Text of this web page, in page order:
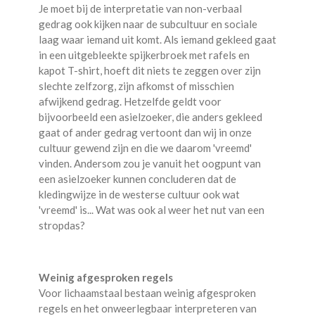
Je moet bij de interpretatie van non-verbaal
gedrag ook kijken naar de subcultuur en sociale
laag waar iemand uit komt. Als iemand gekleed gaat
in een uitgebleekte spijkerbroek met rafels en
kapot T-shirt, hoeft dit niets te zeggen over zijn
slechte zelfzorg, zijn afkomst of misschien
afwijkend gedrag. Hetzelfde geldt voor
bijvoorbeeld een asielzoeker, die anders gekleed
gaat of ander gedrag vertoont dan wij in onze
cultuur gewend zijn en die we daarom 'vreemd'
vinden. Andersom zou je vanuit het oogpunt van
een asielzoeker kunnen concluderen dat de
kledingwijze in de westerse cultuur ook wat
'vreemd' is... Wat was ook al weer het nut van een
stropdas?
Weinig afgesproken regels
Voor lichaamstaal bestaan weinig afgesproken
regels en het onweerlegbaar interpreteren van